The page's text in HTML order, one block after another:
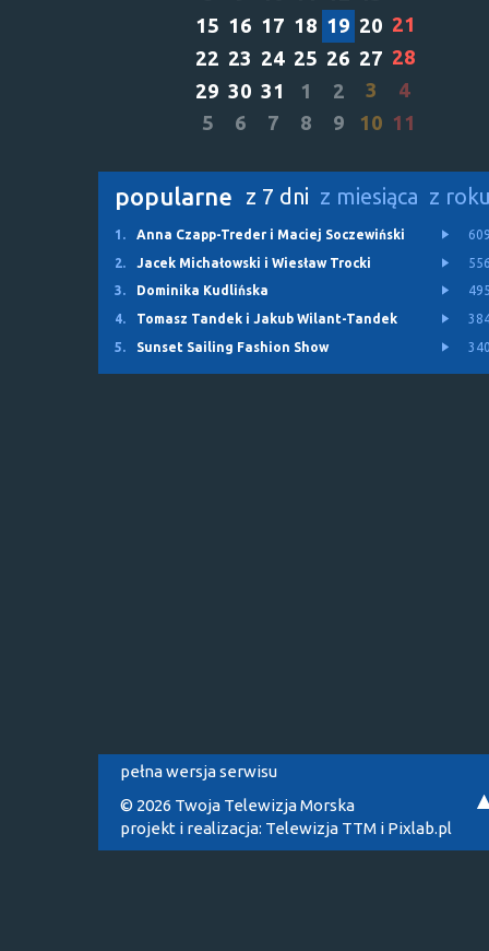
15 16 17 18 19 20 21
22 23 24 25 26 27 28
29 30 31 1 2 3
4
5
6 7 8 9 10 11
popularne z 7 dni z miesiąca z
1. Anna Czapp-Treder i Maciej Soczewiński
2.
Jacek Michałowski i Wiesław Trocki
3.
Dominika Kudlińska
4.
Tomasz Tandek i Jakub Wilant-Tandek
5.
Sunset Sailing Fashion Show
pełna wersja serwisu
© 2026 Twoja Telewizja Morska
projekt i realizacja: Telewizja TTM i Pixlab.pl